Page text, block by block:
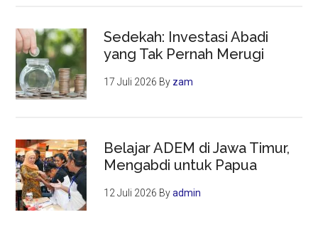
Sedekah: Investasi Abadi
yang Tak Pernah Merugi
17 Juli 2026 By zam
Belajar ADEM di Jawa Timur,
Mengabdi untuk Papua
12 Juli 2026 Byadmin